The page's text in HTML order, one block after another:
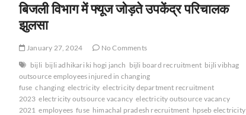
बिजली विभाग में फ्यूज जोड़ते उपकेंद्र परिचालक
झुलसा
January 27, 2024
No Comments
bijli bijli adhikari ki hogi janch bijli board recruitment bijli vibhag
outsource employees injured in changing
fuse changing electricity electricity department recruitment
2023 electricity outsource vacancy electricity outsource vacancy
2021 employees fuse himachal pradesh recruitment hpseb electricity